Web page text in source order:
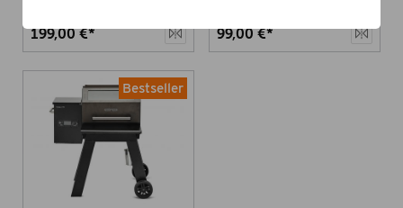
199,00 €* 99,00 €*
Bestseller